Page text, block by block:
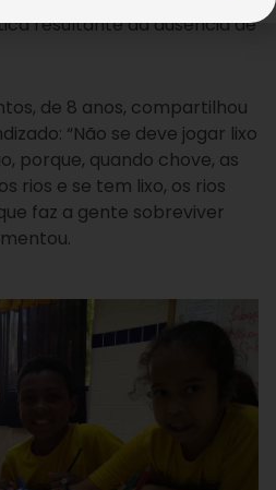
resultante da ausência de
de 8 anos, compartilhou
“Não se deve jogar lixo
porque, quando chove, as
rios e se tem lixo, os rios
faz a gente sobreviver